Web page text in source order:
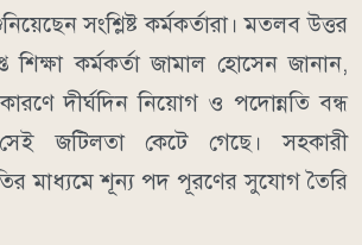
সংশ্লিষ্ট কর্মকর্তারা। মতলব উত্তর
শিক্ষা কর্মকর্তা জামাল হোসেন জানান,
দীর্ঘদিন নিয়োগ ও পদোন্নতি বন্ধ
জটিলতা কেটে গেছে। সহকারী
মাধ্যমে শূন্য পদ পূরণের সুযোগ তৈরি